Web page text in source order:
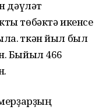
дәүләт
төбәктә икенсе
Үткән йыл был
Быйыл 466